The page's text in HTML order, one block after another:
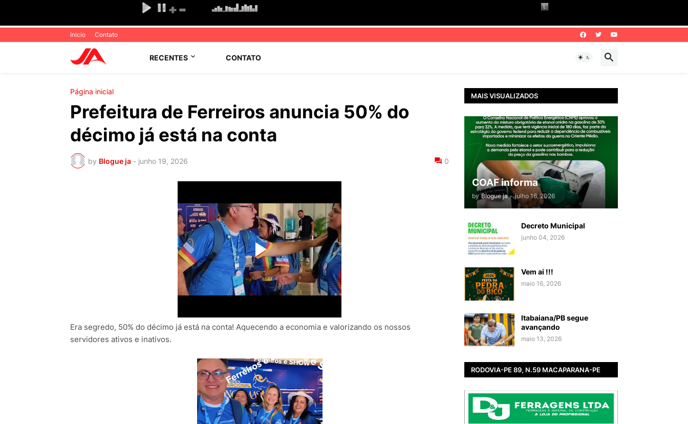
Inicio Contato
RECENTES CONTATO
Página inicial
Prefeitura de Ferreiros anuncia 50% do
décimo já está na conta
by Blogue ja - junho 19, 2026 0
Era segredo, 50% do décimo já está na conta! Aquecendo a economia e valorizando os nossos
servidores ativos e inativos.
MAIS VISUALIZADOS
COAF informa
by Blogue ja - julho 16, 2026
Decreto Municipal
junho 04, 2026
Vem ai !!!
maio 16, 2026
Itabaiana/PB segue
avançando
maio 13, 2026
RODOVIA-PE 89, N.59 MACAPARANA-PE